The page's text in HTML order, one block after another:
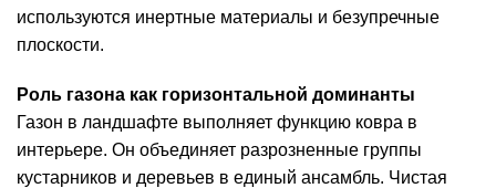
используются инертные материалы и безупречные
плоскости.
Роль газона как горизонтальной доминанты
Газон в ландшафте выполняет функцию ковра в
интерьере. Он объединяет разрозненные группы
кустарников и деревьев в единый ансамбль. Чистая